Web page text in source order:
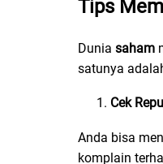
Tips
Dunia saham
satunya
Cek
Anda bisa
komplain